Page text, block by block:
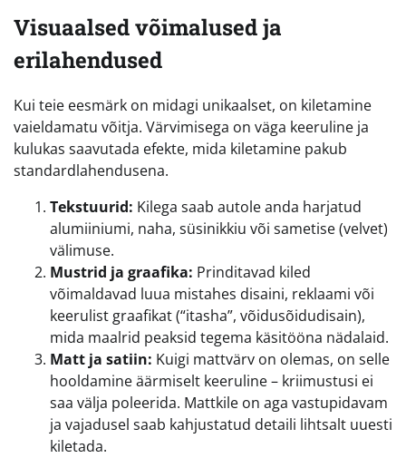
Visuaalsed võimalused ja
erilahendused
Kui teie eesmärk on midagi unikaalset, on kiletamine
vaieldamatu võitja. Värvimisega on väga keeruline ja
kulukas saavutada efekte, mida kiletamine pakub
standardlahendusena.
Tekstuurid: Kilega saab autole anda harjatud
alumiiniumi, naha, süsinikkiu või sametise (velvet)
välimuse.
Mustrid ja graafika: Prinditavad kiled
võimaldavad luua mistahes disaini, reklaami või
keerulist graafikat (“itasha”, võidusõidudisain),
mida maalrid peaksid tegema käsitööna nädalaid.
Matt ja satiin: Kuigi mattvärv on olemas, on selle
hooldamine äärmiselt keeruline – kriimustusi ei
saa välja poleerida. Mattkile on aga vastupidavam
ja vajadusel saab kahjustatud detaili lihtsalt uuesti
kiletada.